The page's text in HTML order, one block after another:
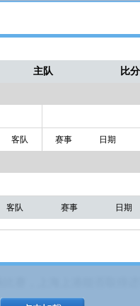
主队 比分
客队 赛事 日期
客队 赛事 日期